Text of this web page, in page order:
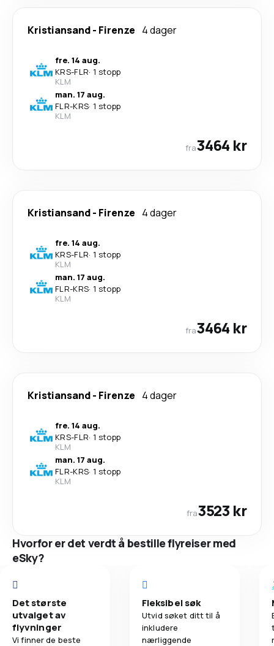
Kristiansand- Firenze 4 dager
fre. 14 aug.
KRS-FLR· 1 stopp
KLM
man. 17 aug.
FLR-KRS· 1 stopp
KLM
fra3464 kr
Kristiansand- Firenze 4 dager
fre. 14 aug.
KRS-FLR· 1 stopp
KLM
man. 17 aug.
FLR-KRS· 1 stopp
KLM
fra3464 kr
Kristiansand- Firenze 4 dager
fre. 14 aug.
KRS-FLR· 1 stopp
KLM
man. 17 aug.
FLR-KRS· 1 stopp
KLM
fra3523 kr
Hvorfor er det verdt å bestille flyreiser med
eSky?
Det største
utvalget av
flyvninger
Vi finner de beste
Fleksibel søk
Utvid søket ditt til å
inkludere
nærliggende